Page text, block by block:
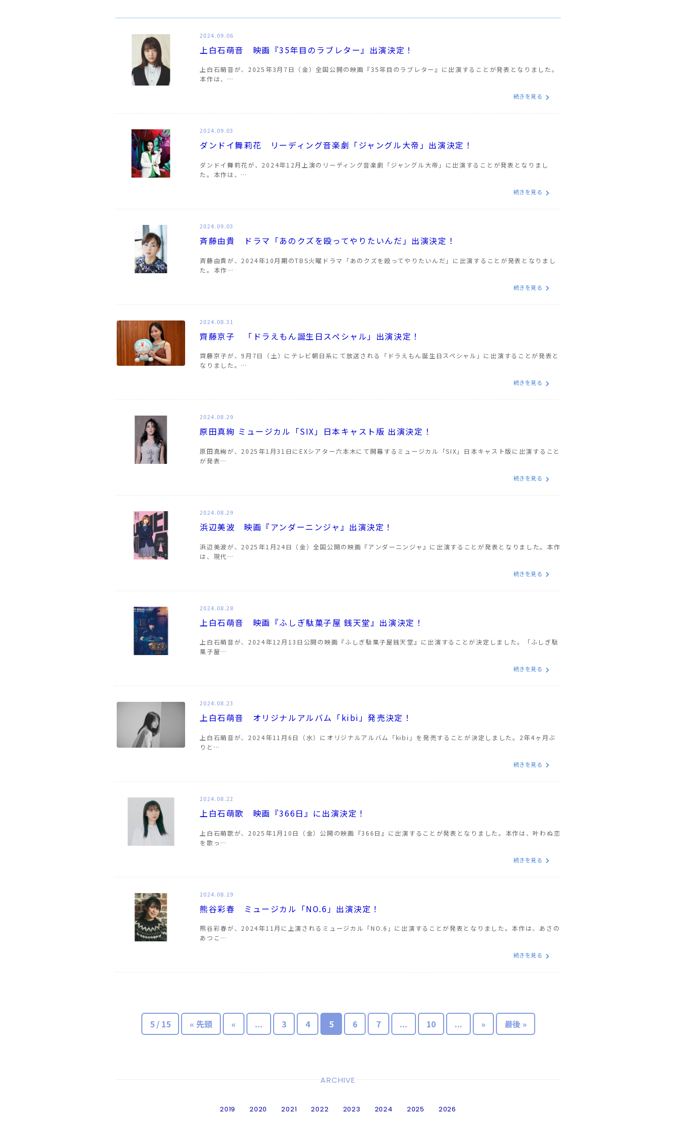
2024.09.06
上白石萌音 映画『35年目のラブレター』出演決定！
上白石萌音が、2025年3月7日（金）全国公開の映画『35年目のラブレター』に出演することが発表となりました。
本作は、…
続きを見る
2024.09.03
ダンドイ舞莉花 リーディング音楽劇「ジャングル大帝」出演決定！
ダンドイ舞莉花が、2024年12月上演のリーディング音楽劇「ジャングル大帝」に出演することが発表となりまし
た。本作は、…
続きを見る
2024.09.03
斉藤由貴 ドラマ「あのクズを殴ってやりたいんだ」出演決定！
斉藤由貴が、2024年10月期のTBS火曜ドラマ「あのクズを殴ってやりたいんだ」に出演することが発表となりまし
た。本作…
続きを見る
2024.08.31
齊藤京子 「ドラえもん誕生日スペシャル」出演決定！
齊藤京子が、9月7日（土）にテレビ朝日系にて放送される「ドラえもん誕生日スペシャル」に出演することが発表と
なりました。…
続きを見る
2024.08.29
原田真絢 ミュージカル「SIX」日本キャスト版 出演決定！
原田真絢が、2025年1月31日にEXシアター六本木にて開幕するミュージカル「SIX」日本キャスト版に出演すること
が発表…
続きを見る
2024.08.29
浜辺美波 映画『アンダーニンジャ』出演決定！
浜辺美波が、2025年1月24日（金）全国公開の映画『アンダーニンジャ』に出演することが発表となりました。本作
は、現代…
続きを見る
2024.08.28
上白石萌音 映画『ふしぎ駄菓子屋 銭天堂』出演決定！
上白石萌音が、2024年12月13日公開の映画『ふしぎ駄菓子屋銭天堂』に出演することが決定しました。「ふしぎ駄
菓子屋…
続きを見る
2024.08.23
上白石萌音 オリジナルアルバム「kibi」発売決定！
上白石萌音が、2024年11月6日（水）にオリジナルアルバム「kibi」を発売することが決定しました。2年4ヶ月ぶ
りと…
続きを見る
2024.08.22
上白石萌歌 映画『366日』に出演決定！
上白石萌歌が、2025年1月10日（金）公開の映画『366日』に出演することが発表となりました。本作は、叶わぬ恋
を歌っ…
続きを見る
2024.08.19
熊谷彩春 ミュージカル「NO.6」出演決定！
熊谷彩春が、2024年11月に上演されるミュージカル「NO.6」に出演することが発表となりました。本作は、あさの
あつこ…
続きを見る
5 / 15 « 先頭 « ... 3 4 5 6 7 ... 10 ... » 最後 »
ARCHIVE
2019 2020 2021 2022 2023 2024 2025 2026